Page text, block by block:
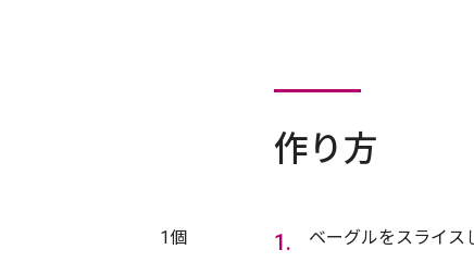
1個
作り方
ベーグルをスライス